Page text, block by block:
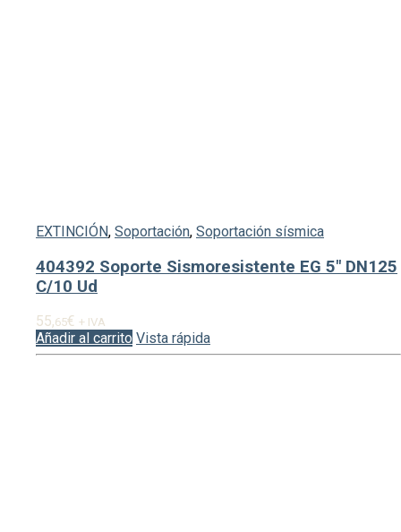
EXTINCIÓN, Soportación, Soportación sísmica
404392 Soporte Sismoresistente EG 5″ DN125
C/10 Ud
55,65€ + IVA
Añadir al carrito Vista rápida